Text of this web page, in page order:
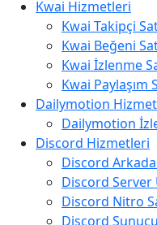
Kwai Hizmetleri
Kwai Takipçi
Kwai Beğeni
Kwai İzlenme
Kwai Paylaşım
Dailymotion
Dailymotion
Discord Hizmetleri
Discord
Discord Server
Discord Nitro
Discord